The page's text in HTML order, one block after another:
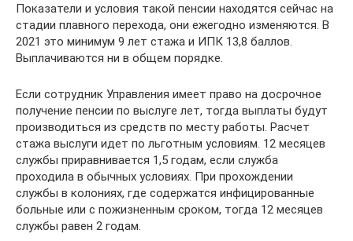
Показатели и условия такой пенсии находятся сейчас на
стадии плавного перехода, они ежегодно изменяются. В
2021 это минимум 9 лет стажа и ИПК 13,8 баллов.
Выплачиваются ни в общем порядке.
Если сотрудник Управления имеет право на досрочное
получение пенсии по выслуге лет, тогда выплаты будут
производиться из средств по месту работы. Расчет
стажа выслуги идет по льготным условиям. 12 месяцев
службы приравнивается 1,5 годам, если служба
проходила в обычных условиях. При прохождении
службы в колониях, где содержатся инфицированные
больные или с пожизненным сроком, тогда 12 месяцев
службы равен 2 годам.